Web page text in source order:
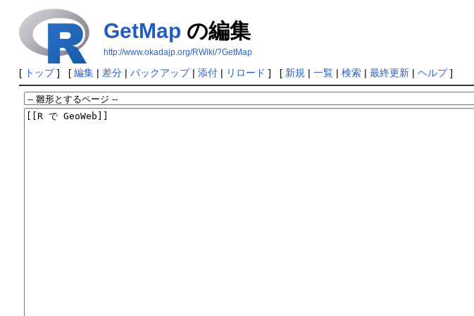
GetMap の編集
http://www.okadajp.org/RWiki/?GetMap
[ トップ] [ 編集| 差分| バックアップ| 添付| リロード ] [ 新規 | 一覧| 検索| 最終更新| ヘルプ]